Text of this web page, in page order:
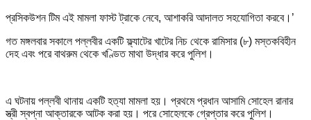
প্রসিকউশন টিম এই মামলা ফাস্ট ট্রাকে নেবে, আশাকরি আদালত সহযোগিতা করবে।’
গত মঙ্গলবার সকালে পল্লবীর একটি ফ্ল্যাটের খাটের নিচ থেকে রামিসার (৮) মস্তকবিহীন
দেহ এবং পরে বাথরুম থেকে খণ্ডিত মাথা উদ্ধার করে পুলিশ।
এ ঘটনায় পল্লবী থানায় একটি হত্যা মামলা হয়। প্রথমে প্রধান আসামি সোহেল রানার
স্ত্রী স্বপ্না আক্তারকে আটক করা হয়। পরে সোহেলকে গ্রেপ্তার করে পুলিশ।